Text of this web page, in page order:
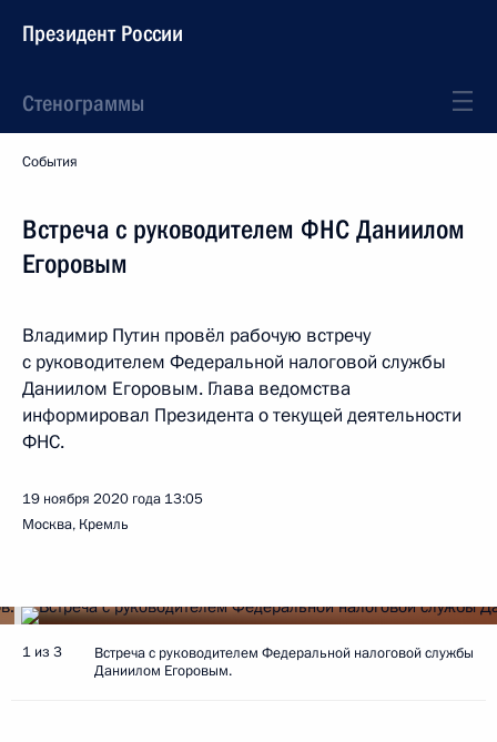
Президент России
Стенограммы
События
Встреча с руководителем ФНС Даниилом
Егоровым
Владимир Путин провёл рабочую встречу
с руководителем Федеральной налоговой службы
Даниилом Егоровым. Глава ведомства
информировал Президента о текущей деятельности
ФНС.
19 ноября 2020 года 13:05
Москва, Кремль
1 из 3
Встреча с руководителем Федеральной налоговой службы
Даниилом Егоровым.